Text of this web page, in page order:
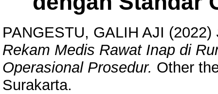
PANGESTU, GALIH AJI (2022)
Rekam Medis Rawat Inap di
Operasional Prosedur. Other
Surakarta.